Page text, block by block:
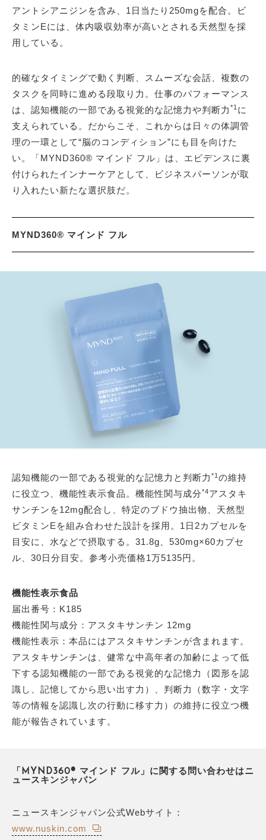
アントシアニジンを含み、1日当たり250mgを配合。ビ
タミンEには、体内吸収効率が高いとされる天然型を採
用している。
的確なタイミングで動く判断、スムーズな会話、複数の
タスクを同時に進める段取り力。仕事のパフォーマンス
は、認知機能の一部である視覚的な記憶力や判断力 *1 に
支えられている。だからこそ、これからは日々の体調管
理の一環として“脳のコンディション”にも目を向けた
い。「MYND360® マインド フル」は、エビデンスに裏
付けられたインナーケアとして、ビジネスパーソンが取
り入れたい新たな選択肢だ。
MYND360® マインド フル
認知機能の一部である視覚的な記憶力と判断力 *1 の維持
に役立つ、機能性表示食品。機能性関与成分*4アスタキ
サンチンを12mg配合し、特定のブドウ抽出物、天然型
ビタミンEを組み合わせた設計を採用。1日2カプセルを
目安に、水などで摂取する。31.8g、530mg×60カプセ
ル、30日分目安。参考小売価格1万5135円。
機能性表示食品
届出番号：K185
機能性関与成分：アスタキサンチン 12mg
機能性表示：本品にはアスタキサンチンが含まれます。
アスタキサンチンは、健常な中高年者の加齢によって低
下する認知機能の一部である視覚的な記憶力（図形を認
識し、記憶してから思い出す力）、判断力（数字・文字
等の情報を認識し次の行動に移す力）の維持に役立つ機
能が報告されています。
「MYND360® マインド フル」に関する問い合わせはニ
ュースキンジャパン
ニュースキンジャパン公式Webサイト：
www.nuskin.com